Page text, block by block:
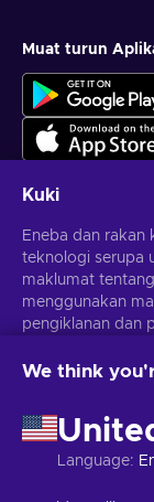
Muat turun
Dapatkan
Anda boleh
Kuki
Eneba dan rakan
teknologi serupa
maklumat
menggunakan
pengiklanan dan
iklan.
penggunaan
Anda boleh
'Sesuaikan'.
We think
Language: